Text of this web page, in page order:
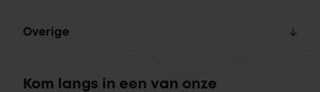
Overige
Kom langs in een van onze